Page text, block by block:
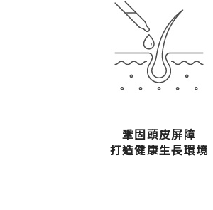
鞏固頭皮屏障
打造健康生長環境